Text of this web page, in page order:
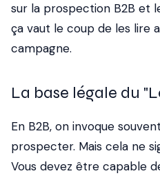
sur la prospection B2B et
ça vaut le coup de les lire
campagne.
La base légale du
En B2B, on invoque
prospecter. Mais cela ne
Vous devez être capable